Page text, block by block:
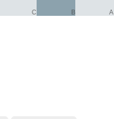
A
B
C